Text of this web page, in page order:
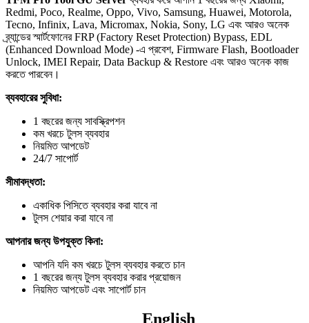
Redmi, Poco, Realme, Oppo, Vivo, Samsung, Huawei, Motorola,
Tecno, Infinix, Lava, Micromax, Nokia, Sony, LG এবং আরও অনেক
ব্র্যান্ডের স্মার্টফোনের FRP (Factory Reset Protection) Bypass, EDL
(Enhanced Download Mode) -এ প্রবেশ, Firmware Flash, Bootloader
Unlock, IMEI Repair, Data Backup & Restore এবং আরও অনেক কাজ
করতে পারবেন।
ব্যবহারের সুবিধা:
1 বছরের জন্য সাবস্ক্রিপশন
কম খরচে টুলস ব্যবহার
নিয়মিত আপডেট
24/7 সাপোর্ট
সীমাবদ্ধতা:
একাধিক পিসিতে ব্যবহার করা যাবে না
টুলস শেয়ার করা যাবে না
আপনার জন্য উপযুক্ত কিনা:
আপনি যদি কম খরচে টুলস ব্যবহার করতে চান
1 বছরের জন্য টুলস ব্যবহার করার প্রয়োজন
নিয়মিত আপডেট এবং সাপোর্ট চান
English